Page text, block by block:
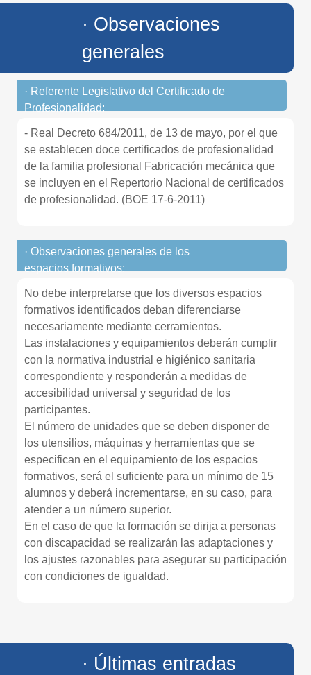
· Observaciones
generales
· Referente Legislativo del Certificado de
Profesionalidad:
- Real Decreto 684/2011, de 13 de mayo, por el que
se establecen doce certificados de profesionalidad
de la familia profesional Fabricación mecánica que
se incluyen en el Repertorio Nacional de certificados
de profesionalidad. (BOE 17-6-2011)
· Observaciones generales de los
espacios formativos:
No debe interpretarse que los diversos espacios
formativos identificados deban diferenciarse
necesariamente mediante cerramientos.
Las instalaciones y equipamientos deberán cumplir
con la normativa industrial e higiénico sanitaria
correspondiente y responderán a medidas de
accesibilidad universal y seguridad de los
participantes.
El número de unidades que se deben disponer de
los utensilios, máquinas y herramientas que se
especifican en el equipamiento de los espacios
formativos, será el suficiente para un mínimo de 15
alumnos y deberá incrementarse, en su caso, para
atender a un número superior.
En el caso de que la formación se dirija a personas
con discapacidad se realizarán las adaptaciones y
los ajustes razonables para asegurar su participación
con condiciones de igualdad.
· Últimas entradas